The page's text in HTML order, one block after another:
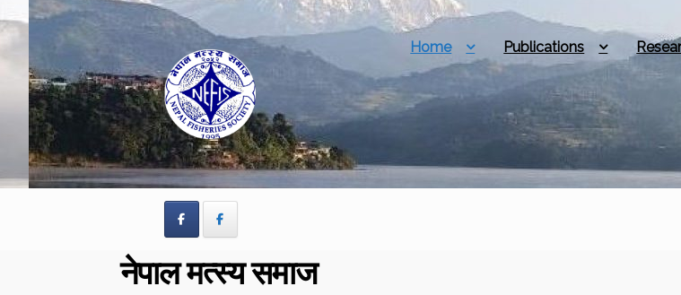
Skip
to
navigation
Skip
to
content
Home Publications
नेपाल मत्स्य समाज